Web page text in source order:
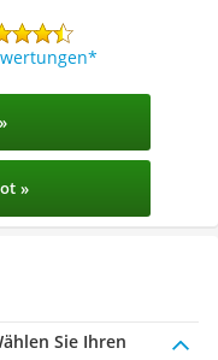
»
Sie Ihren